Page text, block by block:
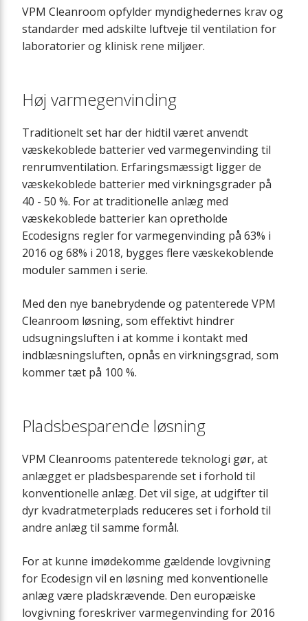
VPM Cleanroom opfylder myndighedernes krav og
standarder med adskilte luftveje til ventilation for
laboratorier og klinisk rene miljøer.
Høj varmegenvinding
Traditionelt set har der hidtil været anvendt
væskekoblede batterier ved varmegenvinding til
renrumventilation. Erfaringsmæssigt ligger de
væskekoblede batterier med virkningsgrader på
40 - 50 %. For at traditionelle anlæg med
væskekoblede batterier kan opretholde
Ecodesigns regler for varmegenvinding på 63% i
2016 og 68% i 2018, bygges flere væskekoblende
moduler sammen i serie.
Med den nye banebrydende og patenterede VPM
Cleanroom løsning, som effektivt hindrer
udsugningsluften i at komme i kontakt med
indblæsningsluften, opnås en virkningsgrad, som
kommer tæt på 100 %.
Pladsbesparende løsning
VPM Cleanrooms patenterede teknologi gør, at
anlægget er pladsbesparende set i forhold til
konventionelle anlæg. Det vil sige, at udgifter til
dyr kvadratmeterplads reduceres set i forhold til
andre anlæg til samme formål.
For at kunne imødekomme gældende lovgivning
for Ecodesign vil en løsning med konventionelle
anlæg være pladskrævende. Den europæiske
lovgivning foreskriver varmegenvinding for 2016